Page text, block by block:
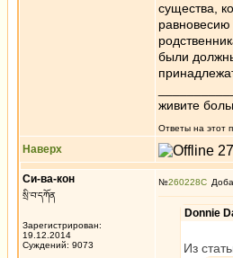
существа,
равновесию
были
живите
Ответы на этот
Наверх
Си-ва-кон
སྲི་བ་དཀོན
Зарегистрирован:
19.12.2014
Суждений: 9073
№260228
Donnie
Из